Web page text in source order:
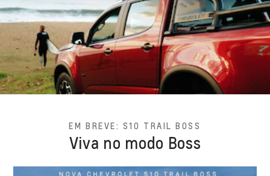
EM BREVE: S10 TRAIL BOSS
Viva no modo Boss